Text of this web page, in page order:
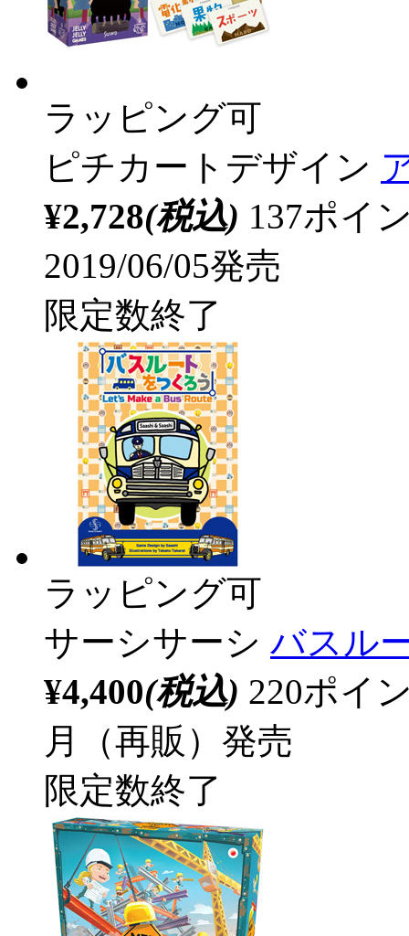
ラッピング可
ピチカートデザイン
¥2,728(税込) 137ポイ
2019/06/05発売
限定数終了
ラッピング可
サーシサーシ バスル
¥4,400(税込) 220ポイ
月（再販）発売
限定数終了